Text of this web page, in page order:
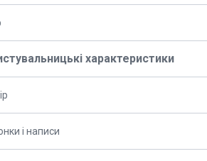
характеристики
і написи